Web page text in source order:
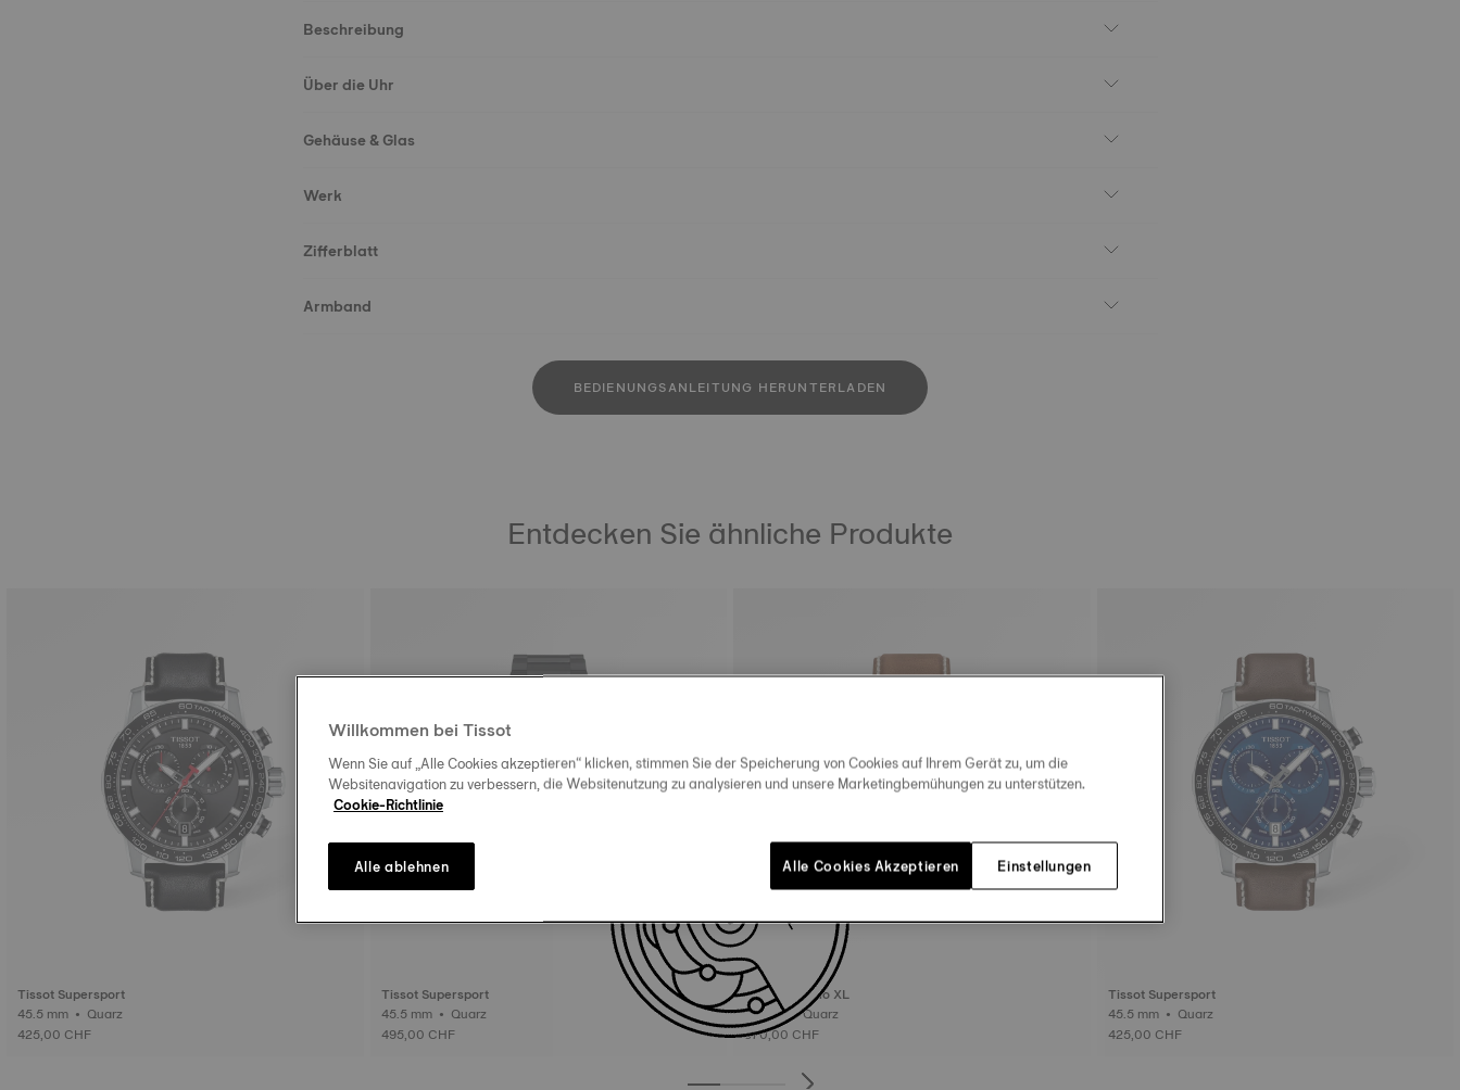
Beschreibung
Über die Uhr
Gehäuse & Glas
Werk
Zifferblatt
Armband
BEDIENUNGSANLEITUNG HERUNTERLADEN
Entdecken Sie ähnliche Produkte
Tissot Supersport
45.5 mm • Quarz
425,00 CHF
Tissot Supersport
45.5 mm • Quarz
495,00 CHF
Tissot Chrono XL
45 mm • Quarz
370,00 CHF
Tissot Supersport
45.5 mm • Quarz
425,00 CHF
Willkommen bei Tissot
Wenn Sie auf „Alle Cookies akzeptieren“ klicken, stimmen Sie der Speicherung von Cookies auf Ihrem Gerät zu, um die
Websitenavigation zu verbessern, die Websitenutzung zu analysieren und unsere Marketingbemühungen zu unterstützen.
Cookie-Richtlinie
Einstellungen
Alle ablehnen Alle Cookies Akzeptieren